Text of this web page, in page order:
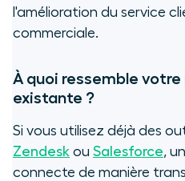
l'amélioration du service
commerciale.
À quoi ressemble
existante ?
Si vous utilisez déjà des
Zendesk ou Salesforce,
connecte de manière